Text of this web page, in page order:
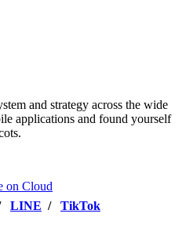
and strategy across the wide
applications and found yourself
LINE / TikTok